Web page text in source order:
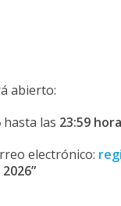
abierto:
hasta las 23:59
electrónico: